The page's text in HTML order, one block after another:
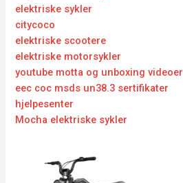
elektriske sykler
citycoco
elektriske scootere
elektriske motorsykler
youtube motta og unboxing videoer
eec coc msds un38.3 sertifikater
hjelpesenter
Mocha elektriske sykler